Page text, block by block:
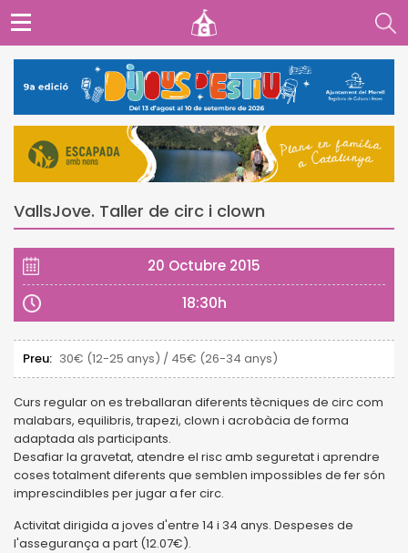
VallsJove. Taller de circ i clown
20 Octubre 2015
18:30h
Preu: 30€ (12-25 anys) / 45€ (26-34 anys)
Curs regular on es treballaran diferents tècniques de circ com
malabars, equilibris, trapezi, clown i acrobàcia de forma
adaptada als participants.
Desafiar la gravetat, atendre el risc amb seguretat i aprendre
coses totalment diferents que semblen impossibles de fer són
imprescindibles per jugar a fer circ.
Activitat dirigida a joves d'entre 14 i 34 anys. Despeses de
l'assegurança a part (12.07€).